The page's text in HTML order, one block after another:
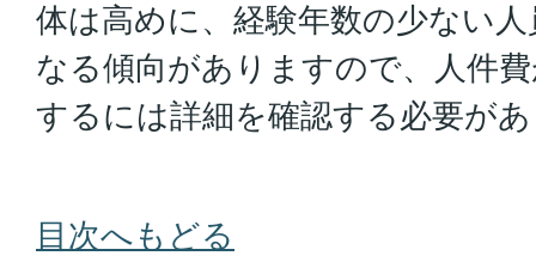
体は高めに、経験年数の少ない
なる傾向がありますので、人件
するには詳細を確認する必要が
目次へもどる